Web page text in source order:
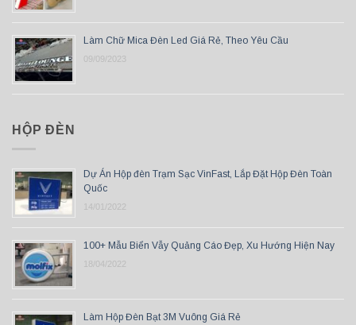
Làm Chữ Mica Đèn Led Giá Rẻ, Theo Yêu Cầu
09/09/2023
HỘP ĐÈN
Dự Án Hộp đèn Trạm Sạc VinFast, Lắp Đặt Hộp Đèn Toàn
Quốc
14/01/2022
100+ Mẫu Biển Vẫy Quảng Cáo Đẹp, Xu Hướng Hiện Nay
18/04/2022
Làm Hộp Đèn Bạt 3M Vuông Giá Rẻ